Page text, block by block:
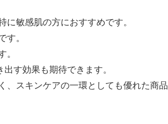
に敏感肌の方におすすめです。
す。
。
す効果も期待できます。
、スキンケアの一環としても優れた商品